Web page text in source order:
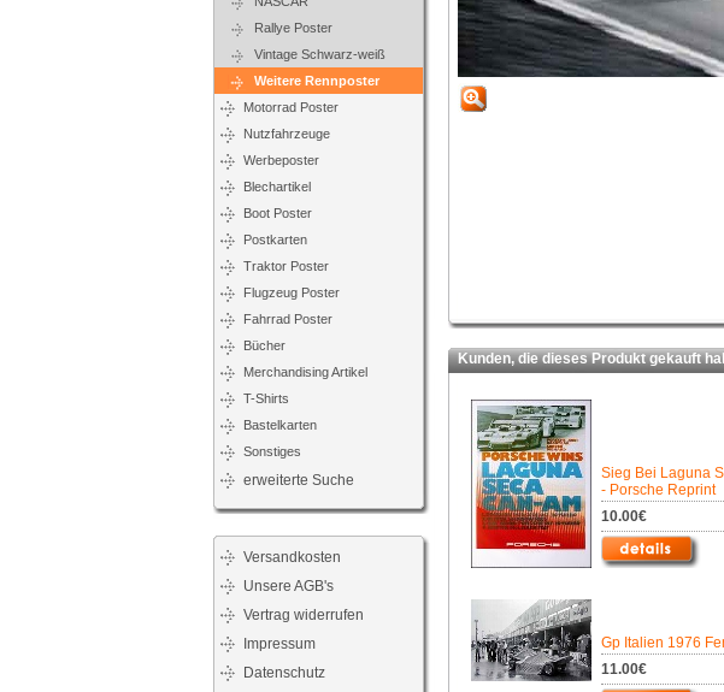
Rallye Poster
Vintage Schwarz-weiß
Weitere Rennposter
Motorrad Poster
Nutzfahrzeuge
Werbeposter
Blechartikel
Boot Poster
Postkarten
Traktor Poster
Flugzeug Poster
Fahrrad Poster
Bücher
Merchandising Artikel
T-Shirts
Bastelkarten
Sonstiges
erweiterte Suche
Versandkosten
Unsere AGB's
Vertrag widerrufen
Impressum
Datenschutz
Kunden, die dieses Produkt gekauft
Sieg Bei Laguna
- Porsche Reprint
10.00€
Gp Italien 1976
11.00€